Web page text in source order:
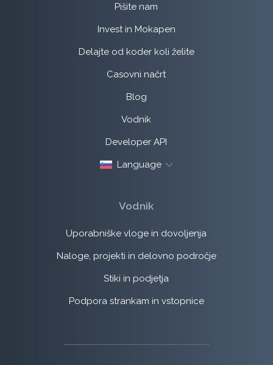
Pišite nam
Invest in Mokapen
Delajte od koder koli želite
Casovni načrt
Blog
Vodnik
Developer API
Language
Vodnik
Uporabniške vloge in dovoljenja
Naloge, projekti in delovno področje
Stiki in podjetja
Podpora strankam in vstopnice